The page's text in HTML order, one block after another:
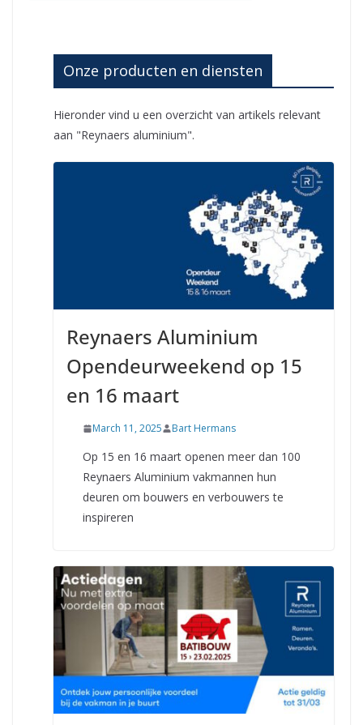
Onze producten en diensten
Hieronder vind u een overzicht van artikels relevant
aan "Reynaers aluminium".
Reynaers Aluminium
Opendeurweekend op 15
en 16 maart
March 11, 2025 Bart Hermans
Op 15 en 16 maart openen meer dan 100
Reynaers Aluminium vakmannen hun
deuren om bouwers en verbouwers te
inspireren